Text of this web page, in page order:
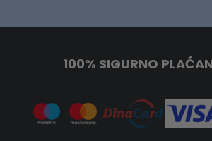
100% SIGURNO